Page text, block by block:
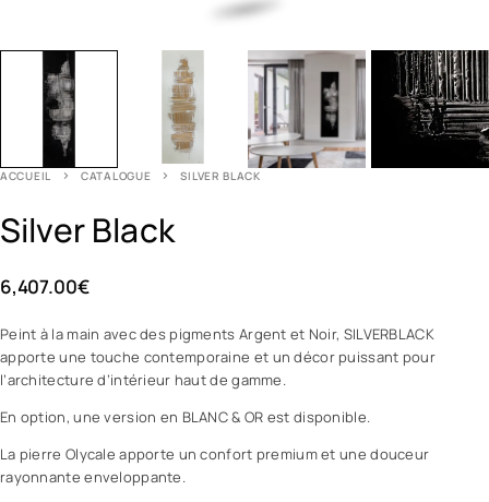
ACCUEIL CATALOGUE SILVER BLACK
Silver Black
6,407.00€
Peint à la main avec des pigments Argent et Noir, SILVERBLACK
apporte une touche contemporaine et un décor puissant pour
l’architecture d’intérieur haut de gamme.
En option, une version en BLANC & OR est disponible.
La pierre Olycale apporte un confort premium et une douceur
rayonnante enveloppante.